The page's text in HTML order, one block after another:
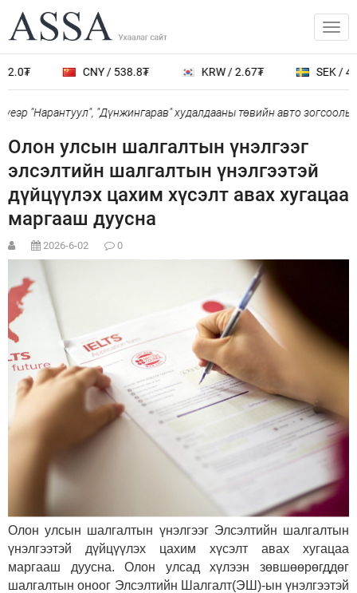
CNY / 538.8₮ KRW / 2.67₮ SEK /
"Нарантуул", "Дүнжингарав" худалдааны төвийн авто зогсоолыг
Олон улсын шалгалтын үнэлгээг
элсэлтийн шалгалтын үнэлгээтэй
дүйцүүлэх цахим хүсэлт авах хугацаа
маргааш дуусна
2026-6-02 0
Олон улсын шалгалтын үнэлгээг Элсэлтийн шалгалтын
үнэлгээтэй дүйцүүлэх цахим хүсэлт авах хугацаа
маргааш дуусна. Олон улсад хүлээн зөвшөөрөгддөг
шалгалтын оноог Элсэлтийн Шалгалт(ЭШ)-ын үнэлгээтэй